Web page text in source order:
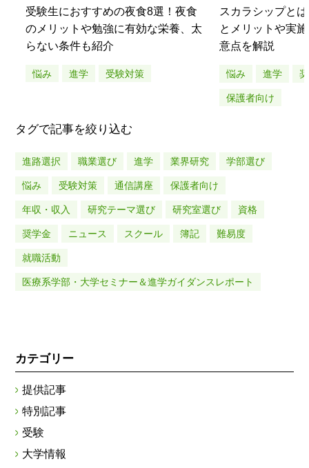
受験生におすすめの夜食8選！夜食
のメリットや勉強に有効な栄養、太
らない条件も紹介
悩み 進学 受験対策
スカラシップと
とメリットや実
意点を解説
悩み 進学
保護者向け
タグで記事を絞り込む
進路選択 職業選び 進学 業界研究 学部選び
悩み 受験対策 通信講座 保護者向け
年収・収入 研究テーマ選び 研究室選び 資格
奨学金 ニュース スクール 簿記 難易度
就職活動
医療系学部・大学セミナー＆進学ガイダンスレポート
カテゴリー
提供記事
特別記事
受験
大学情報